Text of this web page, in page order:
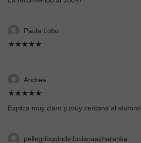
Paula Lobo
★★★★★
Andrea
★★★★★
Explica muy claro y muy cercana al alumno.
pellegrinquinde lucianaazharenka